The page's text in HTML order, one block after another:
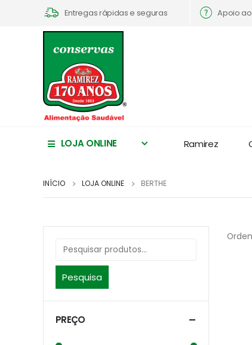
Entregas rápidas e seguras Apoio
LOJA ONLINE Ramirez
INÍCIO LOJA ONLINE BERTHE
Pesquisa
PREÇO